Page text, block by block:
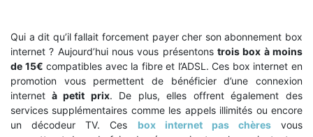
Qui a dit qu’il fallait forcement payer cher son abonnement box
internet ? Aujourd’hui nous vous présentons trois box à moins
de 15€ compatibles avec la fibre et l’ADSL. Ces box internet en
promotion vous permettent de bénéficier d’une connexion
internet à petit prix. De plus, elles offrent également des
services supplémentaires comme les appels illimités ou encore
un décodeur TV. Ces box internet pas chèresvous